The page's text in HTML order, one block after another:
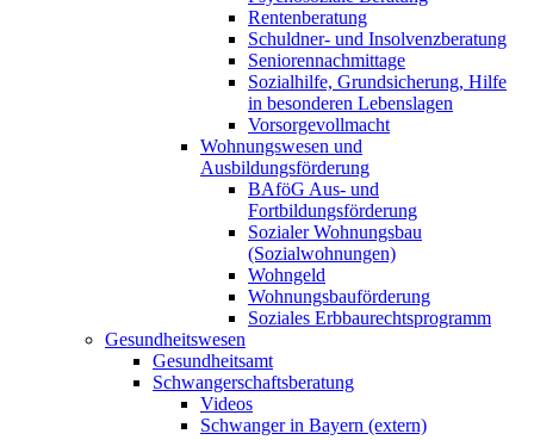
Rentenberatung
Schuldner- und Insolvenzberatung
Seniorennachmittage
Sozialhilfe, Grundsicherung, Hilfe
in besonderen Lebenslagen
Vorsorgevollmacht
Wohnungswesen und
Ausbildungsförderung
BAföG Aus- und
Fortbildungsförderung
Sozialer Wohnungsbau
(Sozialwohnungen)
Wohngeld
Wohnungsbauförderung
Soziales Erbbaurechtsprogramm
Gesundheitswesen
Gesundheitsamt
Schwangerschaftsberatung
Videos
Schwanger in Bayern (extern)